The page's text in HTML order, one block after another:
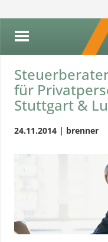
für
Stuttgart &
24.11.2014 | brenner